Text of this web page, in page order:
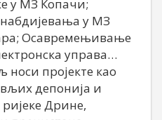
у МЗ Копачи;
у МЗ
Осавремењивање
управа…
пројекте као
депонија и
Дрине,